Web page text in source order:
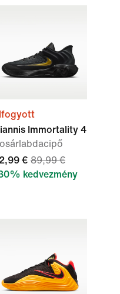
Immortality 4
€ 89,99 €
kedvezmény